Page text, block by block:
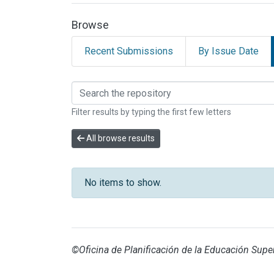
Browse
Recent Submissions By Issue Date
Browsing
Filter results by typing the first few letters
All browse results
No items to show.
©Oficina de Planificación de la Educación